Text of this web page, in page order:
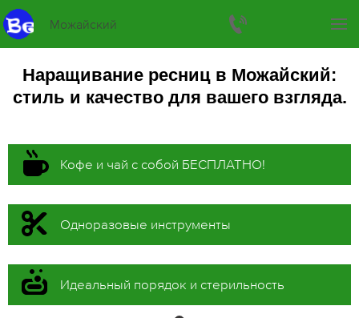
Можайский
Наращивание ресниц в Можайский:
стиль и качество для вашего взгляда.
Кофе и чай с собой БЕСПЛАТНО!
Одноразовые инструменты
Идеальный порядок и стерильность